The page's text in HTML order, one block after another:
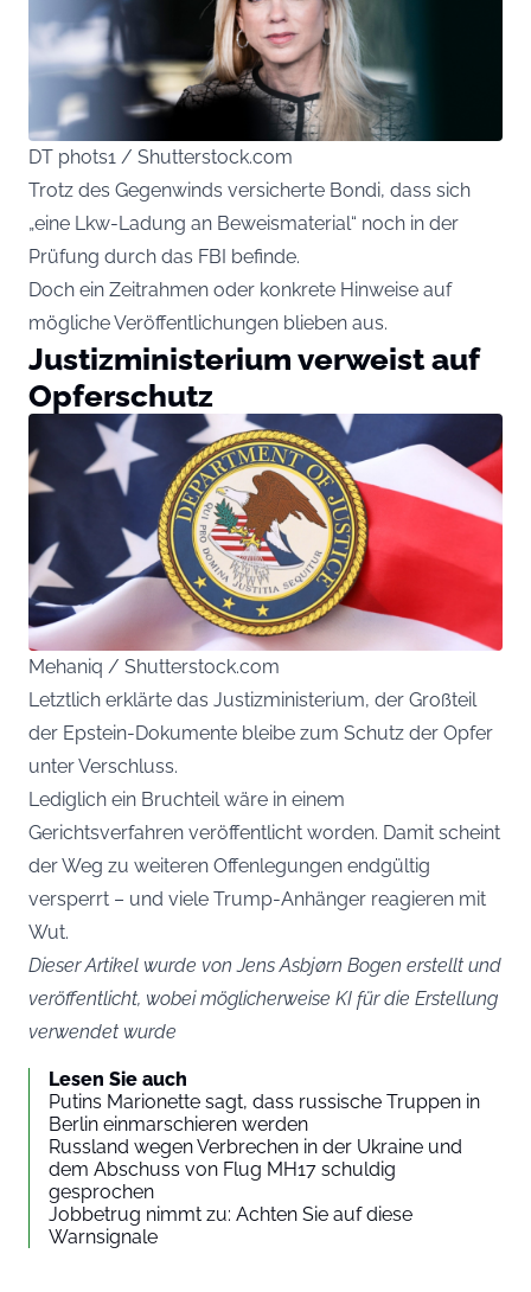
DT phots1 / Shutterstock.com
Trotz des Gegenwinds versicherte Bondi, dass sich
„eine Lkw-Ladung an Beweismaterial“ noch in der
Prüfung durch das FBI befinde.
Doch ein Zeitrahmen oder konkrete Hinweise auf
mögliche Veröffentlichungen blieben aus.
Justizministerium verweist auf
Opferschutz
Mehaniq / Shutterstock.com
Letztlich erklärte das Justizministerium, der Großteil
der Epstein-Dokumente bleibe zum Schutz der Opfer
unter Verschluss.
Lediglich ein Bruchteil wäre in einem
Gerichtsverfahren veröffentlicht worden. Damit scheint
der Weg zu weiteren Offenlegungen endgültig
versperrt – und viele Trump-Anhänger reagieren mit
Wut.
Dieser Artikel wurde von Jens Asbjørn Bogen erstellt und
veröffentlicht, wobei möglicherweise KI für die Erstellung
verwendet wurde
Lesen Sie auch
Putins Marionette sagt, dass russische Truppen in
Berlin einmarschieren werden
Russland wegen Verbrechen in der Ukraine und
dem Abschuss von Flug MH17 schuldig
gesprochen
Jobbetrug nimmt zu: Achten Sie auf diese
Warnsignale